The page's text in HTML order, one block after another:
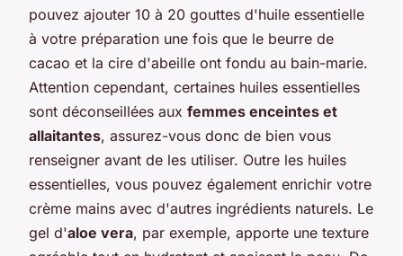
pouvez ajouter 10 à 20 gouttes d'huile essentielle
à votre préparation une fois que le beurre de
cacao et la cire d'abeille ont fondu au bain-marie.
Attention cependant, certaines huiles essentielles
sont déconseillées aux femmes enceintes et
allaitantes, assurez-vous donc de bien vous
renseigner avant de les utiliser. Outre les huiles
essentielles, vous pouvez également enrichir votre
crème mains avec d'autres ingrédients naturels. Le
gel d'aloe vera, par exemple, apporte une texture